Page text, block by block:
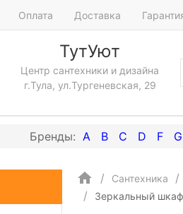
Оплата Доставка
ТутУют
Центр сантехники и дизайна
г.Тула, ул.Тургеневская, 29
A B C D F G
Сантехника
Зеркальный